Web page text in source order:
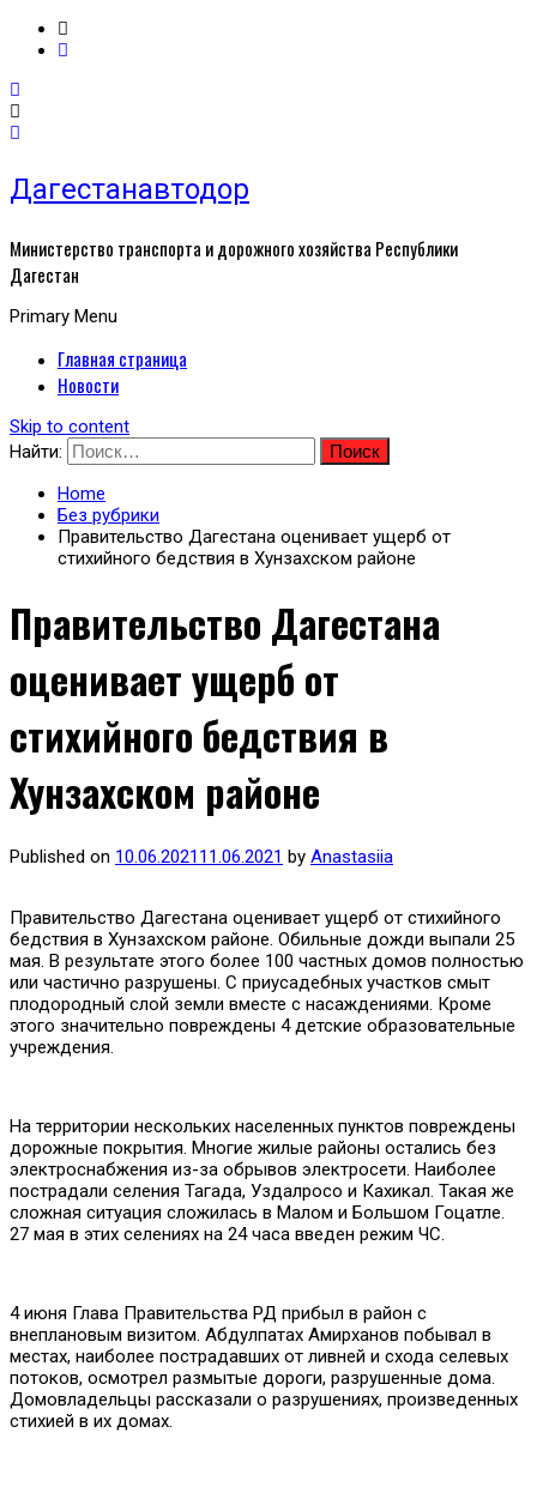
Дагестанавтодор
Министерство транспорта и дорожного хозяйства Республики
Дагестан
Primary Menu
Главная страница
Новости
Skip to content
Найти:
Home
Без рубрики
Правительство Дагестана оценивает ущерб от
стихийного бедствия в Хунзахском районе
Правительство Дагестана
оценивает ущерб от
стихийного бедствия в
Хунзахском районе
Published on 10.06.202111.06.2021 by Anastasiia
Правительство Дагестана оценивает ущерб от стихийного
бедствия в Хунзахском районе. Обильные дожди выпали 25
мая. В результате этого более 100 частных домов полностью
или частично разрушены. С приусадебных участков смыт
плодородный слой земли вместе с насаждениями. Кроме
этого значительно повреждены 4 детские образовательные
учреждения.
На территории нескольких населенных пунктов повреждены
дорожные покрытия. Многие жилые районы остались без
электроснабжения из-за обрывов электросети. Наиболее
пострадали селения Тагада, Уздалросо и Кахикал. Такая же
сложная ситуация сложилась в Малом и Большом Гоцатле.
27 мая в этих селениях на 24 часа введен режим ЧС.
4 июня Глава Правительства РД прибыл в район с
внеплановым визитом. Абдулпатах Амирханов побывал в
местах, наиболее пострадавших от ливней и схода селевых
потоков, осмотрел размытые дороги, разрушенные дома.
Домовладельцы рассказали о разрушениях, произведенных
стихией в их домах.